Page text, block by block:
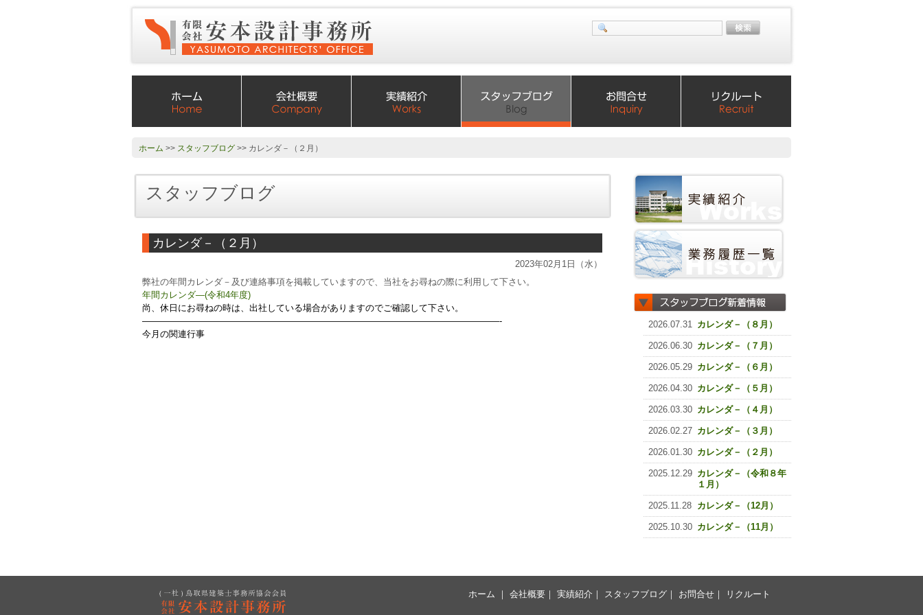
ホーム >> スタッフブログ >> カレンダ－（２月）
スタッフブログ
カレンダ－（２月）
2023年02月1日（水）
弊社の年間カレンダ－及び連絡事項を掲載していますので、当社をお尋ねの際に利用して下さい。
年間カレンダ―(令和4年度)
尚、休日にお尋ねの時は、出社している場合がありますのでご確認して下さい。
————————————————————————————————————————-
今月の関連行事
2026.07.31 カレンダ－（８月）
2026.06.30 カレンダ－（７月）
2026.05.29 カレンダ－（６月）
2026.04.30 カレンダ－（５月）
2026.03.30 カレンダ－（４月）
2026.02.27 カレンダ－（３月）
2026.01.30 カレンダ－（２月）
2025.12.29 カレンダ－（令和８年
１月）
2025.11.28 カレンダ－（12月）
2025.10.30 カレンダ－（11月）
ホーム ｜ 会社概要 ｜ 実績紹介 ｜ スタッフブログ ｜ お問合せ ｜ リクルート